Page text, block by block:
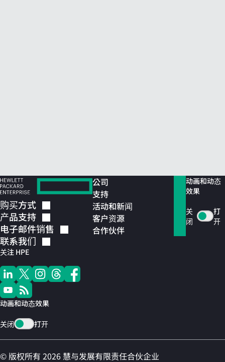
购买方式
产品支持
电子邮件销售
联系我们
关注 HPE
动画和动态效果
关闭 打开
公司
支持
活动和新闻
客户资源
合作伙伴
动画和动态
效果
关
闭
打
开
© 版权所有 2026 慧与发展有限责任合伙企业